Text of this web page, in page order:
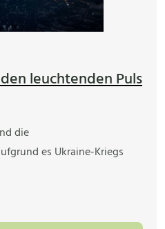
leuchtenden Puls
die
es Ukraine-Kriegs